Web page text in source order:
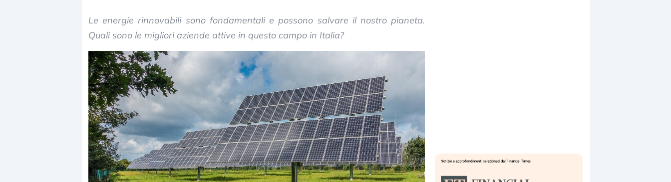
Le energie rinnovabili sono fondamentali e possono salvare il nostro pianeta.
Quali sono le migliori aziende attive in questo campo in Italia?